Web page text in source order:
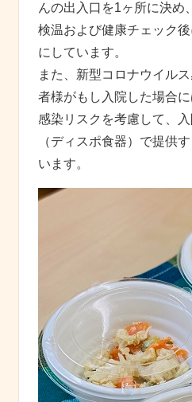
んの出入口を1ヶ所に決め
検温および健康チェック
にしています。
また、新型コロナウイル
者様がもし入院した場合
感染リスクを考慮して、
（ディスポ食器）で提供
います。